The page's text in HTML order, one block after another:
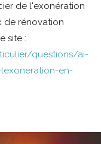
de l'exonération
de rénovation
site :
questions/ai-
en-